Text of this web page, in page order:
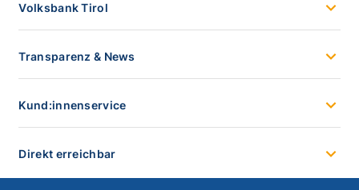
Volksbank Tirol
Transparenz & News
Kund:innenservice
Direkt erreichbar